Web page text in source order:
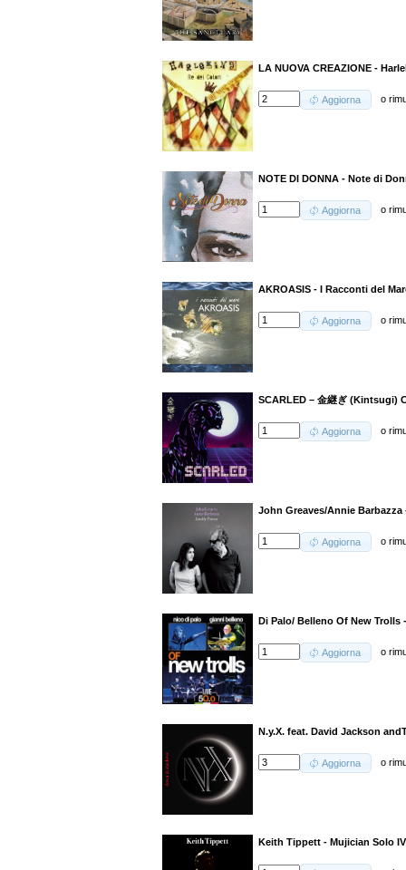
LA NUOVA CREAZIONE -
Aggiorna o
NOTE DI DONNA - Note di
Aggiorna o
AKROASIS - I Racconti del
Aggiorna o
SCARLED – 金継ぎ (Kintsugi)
Aggiorna o
John Greaves/Annie Barbazza
Aggiorna o
Di Palo/ Belleno Of New Trolls
Aggiorna o
N.y.X. feat. David Jackson
Aggiorna o
Keith Tippett - Mujician Solo